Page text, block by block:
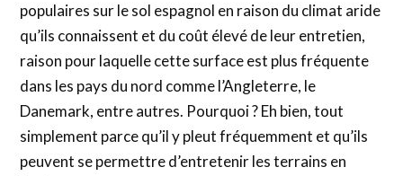
populaires sur le sol espagnol en raison du climat aride
qu’ils connaissent et du coût élevé de leur entretien,
raison pour laquelle cette surface est plus fréquente
dans les pays du nord comme l’Angleterre, le
Danemark, entre autres. Pourquoi ? Eh bien, tout
simplement parce qu’il y pleut fréquemment et qu’ils
peuvent se permettre d’entretenir les terrains en